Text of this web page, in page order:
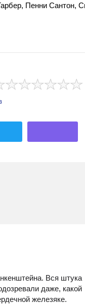
Пенни Сантон,
Вся штука
даже, какой
железяке.